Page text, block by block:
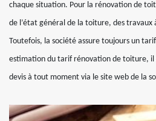
chaque situation. Pour la rénovation de
de l’état général de la toiture, des
Toutefois, la société assure toujours un
estimation du tarif rénovation de toiture, il
devis à tout moment via le site web de la